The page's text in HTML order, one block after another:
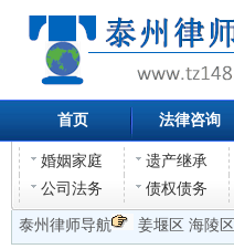
首页 法律咨询
婚姻家庭 遗产继承
公司法务
债权债务
泰州律师导航 姜堰区 海陵区